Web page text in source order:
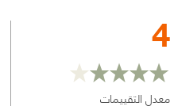
4
معدل التقييمات